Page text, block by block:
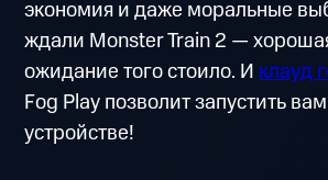
экономия и даже моральные
ждали Monster Train 2 —
ожидание того стоило. Иклауд
Fog Play позволит запустить
устройстве!